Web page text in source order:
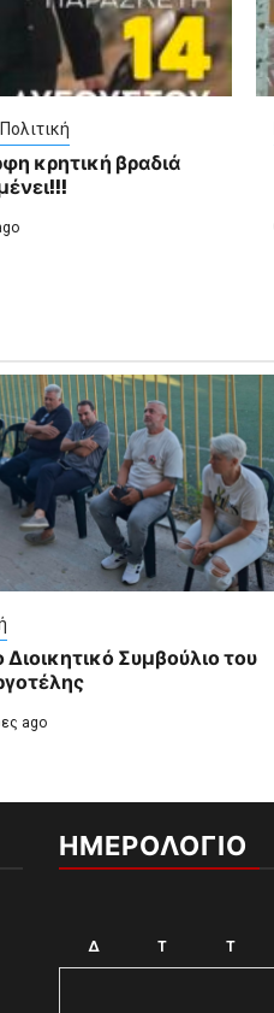
κρητική βραδιά
Διοικητικό Συμβούλιο του
ago
ΗΜΕΡΟΛΟΓΙΟ
Δ Τ Τ